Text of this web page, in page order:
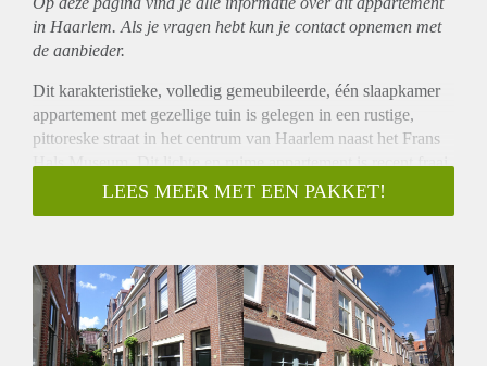
in Haarlem. Als je vragen hebt kun je contact opnemen met
de aanbieder.
Dit karakteristieke, volledig gemeubileerde, één slaapkamer
appartement met gezellige tuin is gelegen in een rustige,
pittoreske straat in het centrum van Haarlem naast het Frans
Hals Museum. Dit lichte en ruime appartement is recent fraai
gerenoveerd. De woning ligt op loopafstand van musea,
winkels, restaurants en het nachtleven waar Haarlem bekend
gemakkelijk te bereiken.
Indeling:
Begane grond: Entree, hal met kapstok, toilet met fonteintje,
woonkamer (ca. 5,5 x 4 m.) en luxe open keuken (ca. 2.85 x
LEES MEER MET EEN PAKKET!